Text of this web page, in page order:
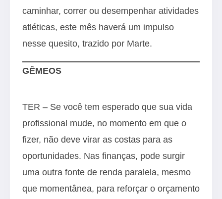
caminhar, correr ou desempenhar atividades
atléticas, este mês haverá um impulso
nesse quesito, trazido por Marte.
GÊMEOS
TER – Se você tem esperado que sua vida
profissional mude, no momento em que o
fizer, não deve virar as costas para as
oportunidades. Nas finanças, pode surgir
uma outra fonte de renda paralela, mesmo
que momentânea, para reforçar o orçamento